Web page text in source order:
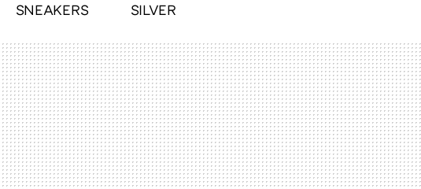
SNEAKERS SILVER